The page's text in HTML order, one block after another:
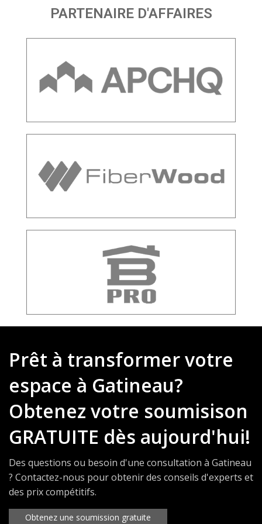
PARTENAIRE D'AFFAIRES
Prêt à transformer votre
espace à Gatineau?
Obtenez votre soumisison
GRATUITE dès aujourd'hui!
Des questions ou besoin d'une consultation à Gatineau
? Contactez-nous pour obtenir des conseils d'experts et
des prix compétitifs.
Obtenez une soumission gratuite